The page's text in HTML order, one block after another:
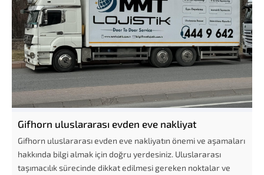
Gifhorn uluslararası evden eve nakliyat
Gifhorn uluslararası evden eve nakliyatın önemi ve aşamaları
hakkında bilgi almak için doğru yerdesiniz. Uluslararası
taşımacılık sürecinde dikkat edilmesi gereken noktalar ve